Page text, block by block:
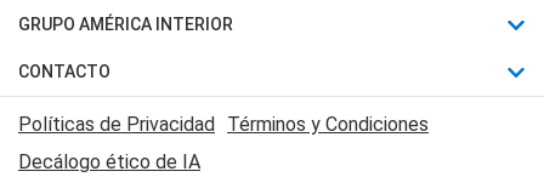
Judiciales
Economia
Motores
Trucos caseros
Series y Películas
Edictos y Solicitadas
Fútbol
Mundial
Automovilismo
Rugby
GRUPO AMÉRICA INTERIOR
Canal 7 en Vivo
CONTACTO
Acerca de Nosotros
Contactanos
Políticas de Privacidad Términos y Condiciones
Decálogo ético de IA